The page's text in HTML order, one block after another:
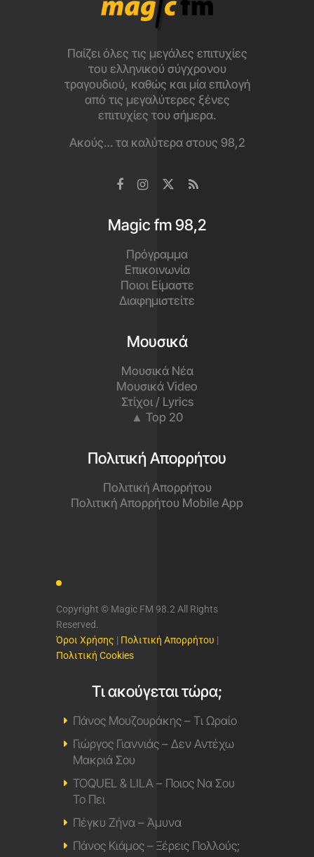
Παίζει όλες τις μεγάλες επιτυχίες
του ελληνικού σύγχρονου
τραγουδιού, καθώς και μία επιλογή
από τις μεγαλύτερες ξένες
επιτυχίες του σήμερα.
Ακούς… τα καλύτερα στους 98,2
Magic fm 98,2
Πρόγραμμα
Επικοινωνία
Ποιοι Είμαστε
Διαφημιστείτε
Μουσικά
Μουσικά Νέα
Μουσικά Video
Στίχοι / Lyrics
▲ Top 20
Πολιτική Απορρήτου
Πολιτική Απορρήτου
Πολιτική Απορρήτου Mobile App
Copyright © Magic FM 98.2 All Rights
Reserved.
Όροι Χρήσης | Πολιτική Απορρήτου |
Πολιτική Cookies
Τι ακούγεται τώρα;
Πάνος Μουζουράκης – Τι Ωραίο
Γιώργος Γιαννιάς – Δεν Αντέχω
Μακριά Σου
TOQUEL & LILA – Ποιος Να Σου
Το Πει
Πέγκυ Ζήνα – Άμυνα
Πάνος Κιάμος – Ξέρεις Πολλούς;